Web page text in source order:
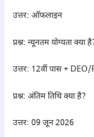
उत्तर: ऑफलाइन
प्रश्न: न्यूनतम योग्यता क्या
उत्तर: 12वीं पास +
प्रश्न: अंतिम तिथि क्या है?
उत्तर: 09 जून 2026